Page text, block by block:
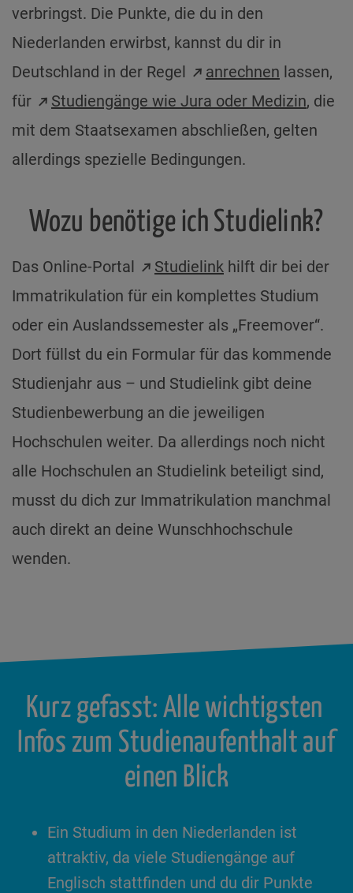
verbringst. Die Punkte, die du in den
Niederlanden erwirbst, kannst du dir in
Deutschland in der Regel
anrechnen lassen,
für
Studiengänge wie Jura oder Medizin, die
mit dem Staatsexamen abschließen, gelten
allerdings spezielle Bedingungen.
Wozu benötige ich Studielink?
Das Online-Portal Studielink hilft dir bei der
Immatrikulation für ein komplettes Studium
oder ein Auslandssemester als „Freemover“.
Dort füllst du ein Formular für das kommende
Studienjahr aus – und Studielink gibt deine
Studienbewerbung an die jeweiligen
Hochschulen weiter. Da allerdings noch nicht
alle Hochschulen an Studielink beteiligt sind,
musst du dich zur Immatrikulation manchmal
auch direkt an deine Wunschhochschule
wenden.
Kurz gefasst: Alle wichtigsten
Infos zum Studienaufenthalt auf
einen Blick
Ein Studium in den Niederlanden ist
attraktiv, da viele Studiengänge auf
Englisch stattfinden und du dir Punkte